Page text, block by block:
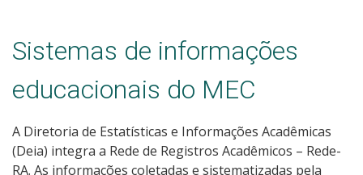
Sistemas de informações
educacionais do MEC
A Diretoria de Estatísticas e Informações Acadêmicas
(Deia) integra a Rede de Registros Acadêmicos – Rede-
RA. As informações coletadas e sistematizadas pela